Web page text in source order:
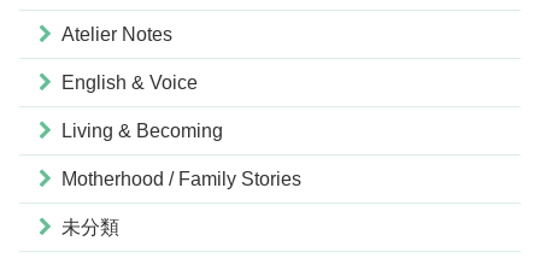
Atelier Notes
English & Voice
Living & Becoming
Motherhood / Family Stories
未分類